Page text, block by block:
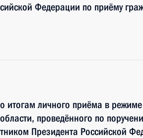
Федерации по приёму
итогам личного приёма в
проведённого по
Президента Российской